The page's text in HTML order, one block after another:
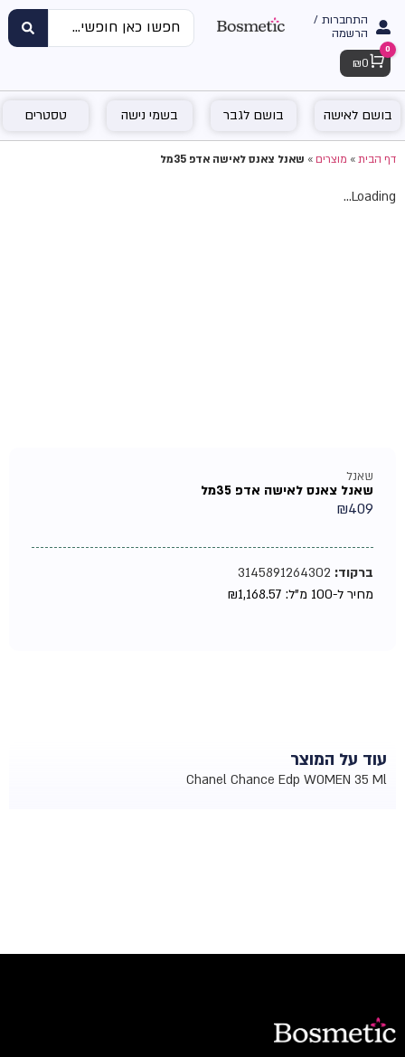
התחברות /
הרשמה
Cart
0
₪ 0
בושם לאישה בושם לגבר בשמי נישה טסטרים
דף הבית»מוצרים»שאנל צאנס לאישה אדפ 35מל
Loading...
שאנל
שאנל צאנס לאישה אדפ 35מל
₪409
ברקוד:3145891264302
מחיר ל-100 מ"ל:
₪1,168.57
עוד על המוצר
Chanel Chance Edp WOMEN 35 Ml